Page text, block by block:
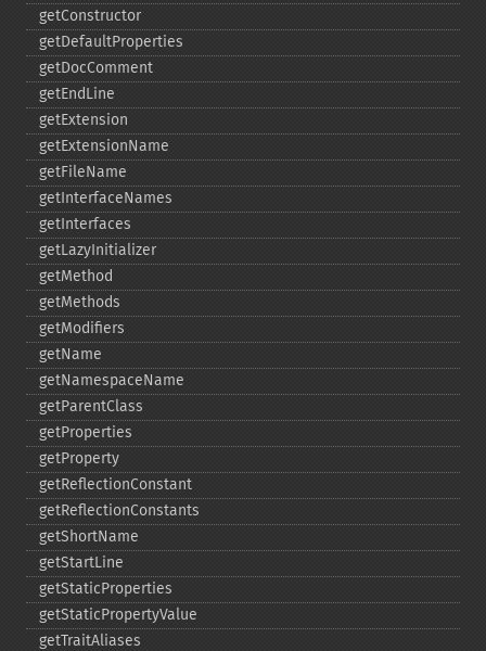
getConstructor
getDefaultProperties
getDocComment
getEndLine
getExtension
getExtensionName
getFileName
getInterfaceNames
getInterfaces
getLazyInitializer
getMethod
getMethods
getModifiers
getName
getNamespaceName
getParentClass
getProperties
getProperty
getReflectionConstant
getReflectionConstants
getShortName
getStartLine
getStaticProperties
getStaticPropertyValue
getTraitAliases